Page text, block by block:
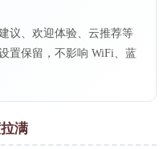
议、欢迎体验、云推荐等
置保留，不影响 WiFi、蓝
满